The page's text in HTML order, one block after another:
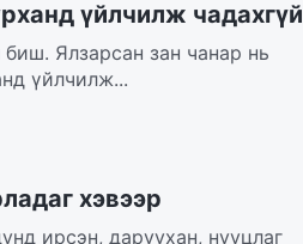
үйлчилж чадахгүй
Ялзарсан зан чанар нь
үйлчилж...
хэвээр
ирсэн, даруухан, нууцлаг